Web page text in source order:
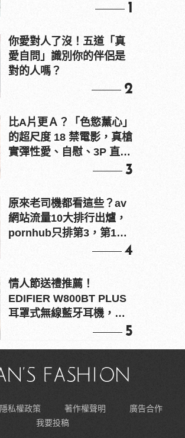
1
你愛對人了沒！五道「真
愛自問」識別你的伴侶是
對的人嗎？
2
比A片更Ａ？「色慾薰心」
的超尺度 18 禁電影，真槍
實彈性愛、自慰、3P 直接
3
原來老司機都看這些？av
網站流量10大排行出爐，
pornhub只排第3，第1名
4
情人節送禮推薦！
EDIFIER W800BT PLUS
耳罩式無線藍牙耳機，在
5
隱私權政策 著作權聲明
廣告合作
我要投稿